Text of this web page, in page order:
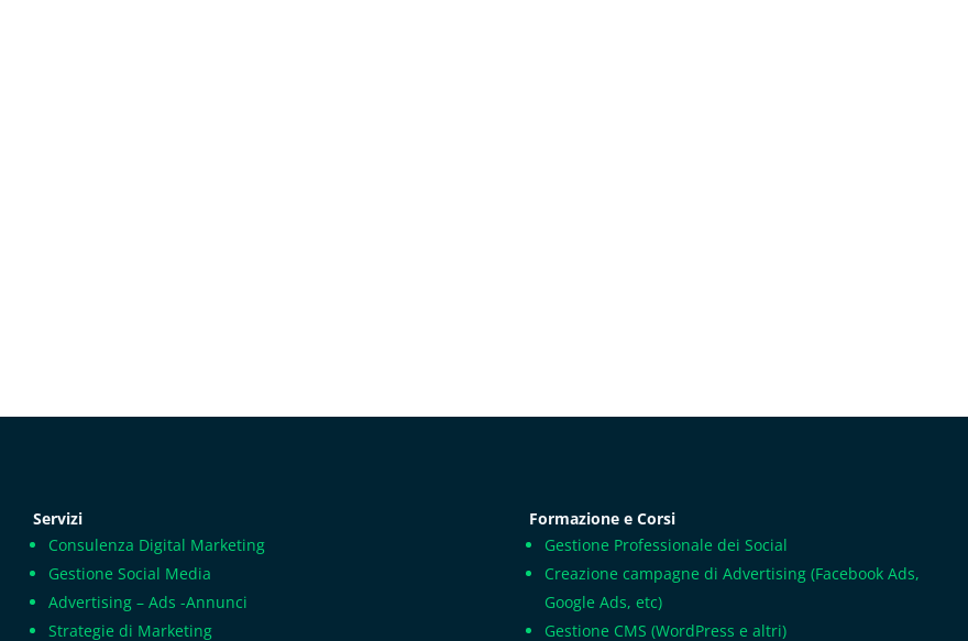
Servizi
Consulenza Digital Marketing
Gestione Social Media
Advertising – Ads -Annunci
Strategie di Marketing
Formazione e Corsi
Gestione Professionale dei Social
Creazione campagne di Advertising (Facebook Ads,
Google Ads, etc)
Gestione CMS (WordPress e altri)